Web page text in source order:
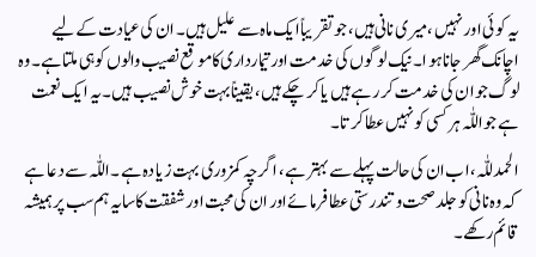
یہ کوئی اور نہیں، میری نانی ہیں، جو تقریباً ایک ماہ سے علیل ہیں۔ ان کی عیادت کے لیے
اچانک گھر جانا ہوا۔ نیک لوگوں کی خدمت اور تیمارداری کا موقع نصیب والوں کو ہی ملتا ہے۔ وہ
لوگ جو ان کی خدمت کر رہے ہیں یا کر چکے ہیں، یقیناً بہت خوش نصیب ہیں۔ یہ ایک نعمت
ہے جو اللّٰہ ہر کسی کو نہیں عطا کرتا۔
الحمدللّٰہ، اب ان کی حالت پہلے سے بہتر ہے، اگرچہ کمزوری بہت زیادہ ہے۔ اللّٰہ سے دعا ہے
کہ وہ نانی کو جلد صحت و تندرستی عطا فرمائے اور ان کی محبت اور شفقت کا سایہ ہم سب پر ہمیشہ
قائم رکھے۔